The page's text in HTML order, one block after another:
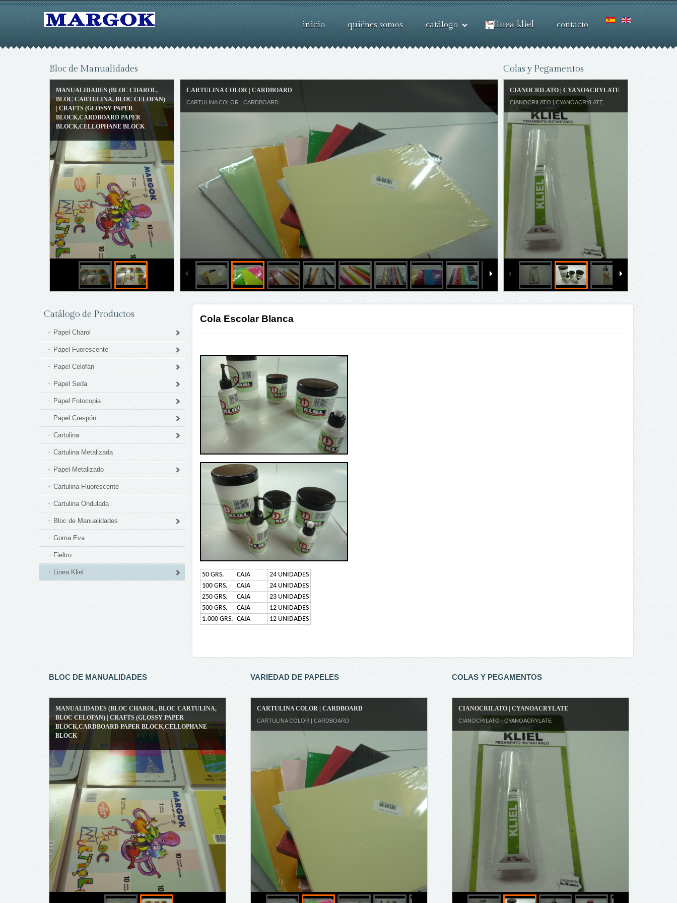
inicio quiénes somos catálogo linea kliel contacto
CARTULINA COLOR | CARDBOARD
CARTULINA COLOR | CARDBOARD
Bloc de Manualidades
MANUALIDADES (BLOC CHAROL,
BLOC CARTULINA, BLOC CELOFAN)
| CRAFTS (GLOSSY PAPER
BLOCK,CARDBOARD PAPER
BLOCK,CELLOPHANE BLOCK
Colas y Pegamentos
COLA DE ENCUADERNAR | GLUE
BINDING
COLA DE ENCUADERNAR | GLUE BINDING
Cola Escolar Blanca
50 GRS. CAJA
24 UNIDADES
100 GRS.
CAJA
24 UNIDADES
250 GRS.
CAJA
23 UNIDADES
500 GRS.
CAJA
12 UNIDADES
1.000 GRS. CAJA 12 UNIDADES
Catálogo de Productos
Papel Charol
Papel Fuorescente
Papel Celofán
Papel Seda
Papel Fotocopia
Papel Crespón
Cartulina
Cartulina Metalizada
Papel Metalizado
Cartulina Fluorescente
Cartulina Ondulada
Bloc de Manualidades
Goma Eva
Fieltro
Linea Kliel
BLOC DE MANUALIDADES
MANUALIDADES (BLOC CHAROL, BLOC CARTULINA,
BLOC CELOFAN) | CRAFTS (GLOSSY PAPER
BLOCK,CARDBOARD PAPER BLOCK,CELLOPHANE
BLOCK
VARIEDAD DE PAPELES
CARTULINA COLOR | CARDBOARD
CARTULINA COLOR | CARDBOARD
COLAS Y PEGAMENTOS
COLA DE ENCUADERNAR | GLUE BINDING
COLA DE ENCUADERNAR | GLUE BINDING